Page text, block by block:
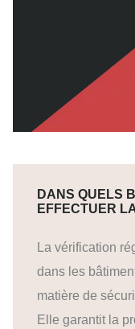
DANS QUELS
EFFECTUER
La vérification
dans les
matière de
Elle garantit la